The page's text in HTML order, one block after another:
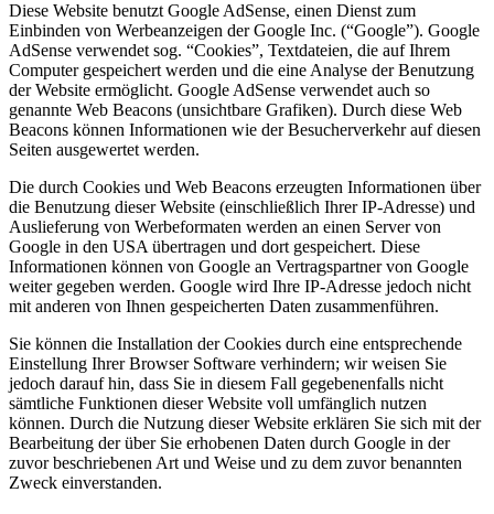
Diese Website benutzt Google AdSense, einen Dienst zum
Einbinden von Werbeanzeigen der Google Inc. (“Google”). Google
AdSense verwendet sog. “Cookies”, Textdateien, die auf Ihrem
Computer gespeichert werden und die eine Analyse der Benutzung
der Website ermöglicht. Google AdSense verwendet auch so
genannte Web Beacons (unsichtbare Grafiken). Durch diese Web
Beacons können Informationen wie der Besucherverkehr auf diesen
Seiten ausgewertet werden.
Die durch Cookies und Web Beacons erzeugten Informationen über
die Benutzung dieser Website (einschließlich Ihrer IP-Adresse) und
Auslieferung von Werbeformaten werden an einen Server von
Google in den USA übertragen und dort gespeichert. Diese
Informationen können von Google an Vertragspartner von Google
weiter gegeben werden. Google wird Ihre IP-Adresse jedoch nicht
mit anderen von Ihnen gespeicherten Daten zusammenführen.
Sie können die Installation der Cookies durch eine entsprechende
Einstellung Ihrer Browser Software verhindern; wir weisen Sie
jedoch darauf hin, dass Sie in diesem Fall gegebenenfalls nicht
sämtliche Funktionen dieser Website voll umfänglich nutzen
können. Durch die Nutzung dieser Website erklären Sie sich mit der
Bearbeitung der über Sie erhobenen Daten durch Google in der
zuvor beschriebenen Art und Weise und zu dem zuvor benannten
Zweck einverstanden.